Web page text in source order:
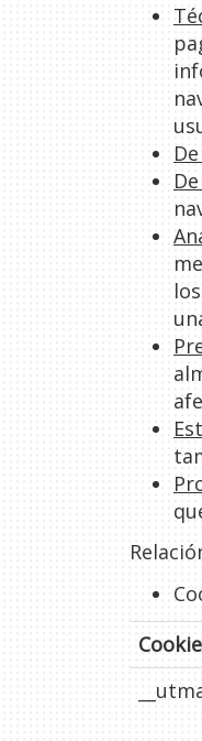
Cookie